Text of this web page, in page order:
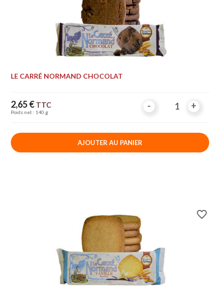
LE CARRÉ NORMAND CHOCOLAT
Prix
2,65 € TTC
Poids net : 140 g
- +
- +
AJOUTER AU PANIER
favorite_border